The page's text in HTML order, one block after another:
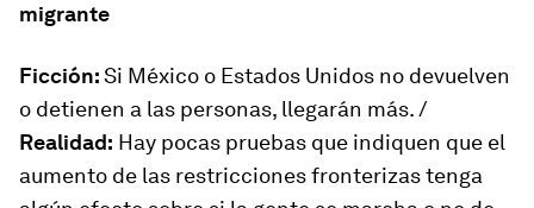
migrante
Ficción:Si México o Estados Unidos no devuelven
o detienen a las personas, llegarán más. /
Realidad: Hay pocas pruebas que indiquen que el
aumento de las restricciones fronterizas tenga